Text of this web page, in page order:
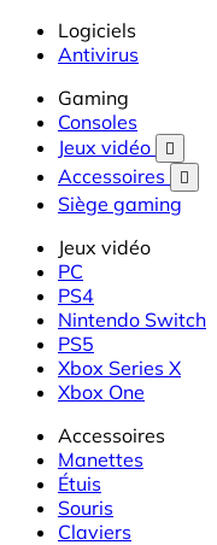
Logiciels
Antivirus
Gaming
Consoles
Jeux vidéo

Accessoires 
Siège gaming
Jeux vidéo
PC
PS4
Nintendo Switch
PS5
Xbox Series X
Xbox One
Accessoires
Manettes
Étuis
Souris
Claviers